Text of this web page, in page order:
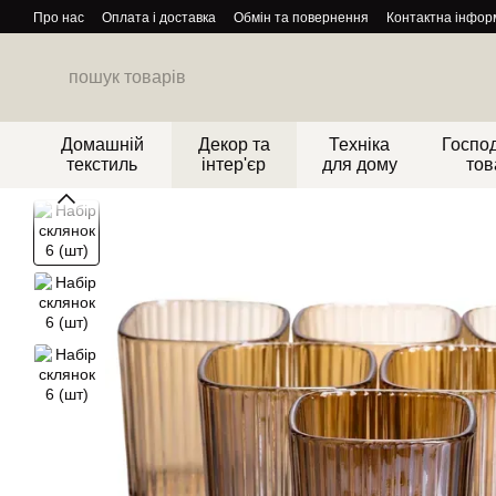
Перейти до основного контенту
Про нас Оплата і доставка Обмін та повернення Контактна
Домашній
текстиль
Декор та
інтер'єр
Техніка
для дому